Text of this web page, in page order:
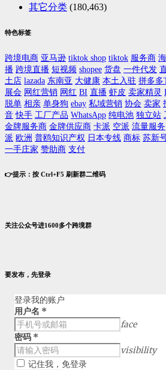
其它分类 (180,463)
特色标签
跨境电商 亚马逊 tiktok shop tiktok 服务商
播 跨境直播 短视频 shopee 货盘 一件代发
土店 lazada 东南亚 大健康 本土入驻 拼多多
展会 网红营销 网红 BI 直播 虾皮 卖家精灵
脱单 相亲 单身狗 ebay 私域营销 协会 卖家
音 快手 工厂产品 WhatsApp 纯电池 独立站
金牌服务商 金牌供应商 卡派 空派 流量服务
派 欧洲 普鸥知识产权 日本专线 商标 苏新
一手庄家 赞助商 支付
👉提示：按 Ctrl+F5 刷新群二维码
关注公众号进1600多个跨境群
要发布，先登录
登录我的账户
用户名 *
face
密码 *
visibility
记住我，免登录